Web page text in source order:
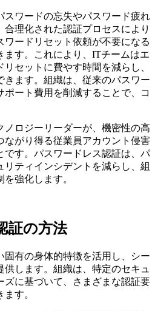
スワードの忘失やパスワード疲れ
理化された認証プロセスにより
ワードリセット依頼が不要になる
ます。これにより、ITチームはエ
セットに費やす時間を減らし、
きます。組織は、従来のパスワー
ポート費用を削減することで、コ
ノロジーリーダーが、機密性の高
ながり得る従業員アカウント侵害
です。パスワードレス認証は、パ
リティインシデントを減らし、組
強化します。
証の方法
固有の身体的特徴を活用し、シー
供します。組織は、特定のセキュ
ズに基づいて、さまざまな認証要
す。